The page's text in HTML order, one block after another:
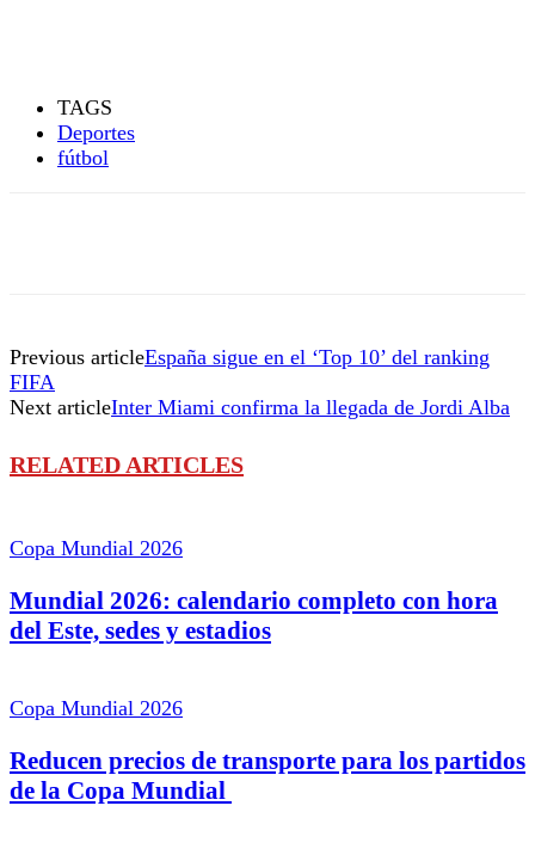
TAGS
Deportes
fútbol
Previous articleEspaña sigue en el ‘Top 10’ del ranking
FIFA
Next articleInter Miami confirma la llegada de Jordi Alba
RELATED ARTICLES
Copa Mundial 2026
Mundial 2026: calendario completo con hora
del Este, sedes y estadios
Copa Mundial 2026
Reducen precios de transporte para los partidos
de la Copa Mundial